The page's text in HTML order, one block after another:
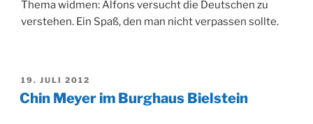
Thema widmen: Alfons versucht die Deutschen zu
verstehen. Ein Spaß, den man nicht verpassen sollte.
VERÖFFENTLICHT
AM
19. JULI 2012
Chin Meyer im Burghaus Bielstein